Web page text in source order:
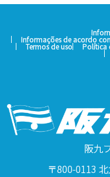
Informações de acordo
Termos de uso Política
阪九
〒800-0113